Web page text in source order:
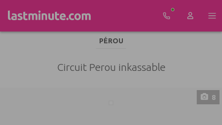
PÉROU
Circuit Perou inkassable
8